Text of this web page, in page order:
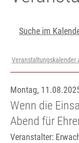
Suche im
Veranstaltungskalender
Montag,
Wenn die
Abend für
Veranstalter: